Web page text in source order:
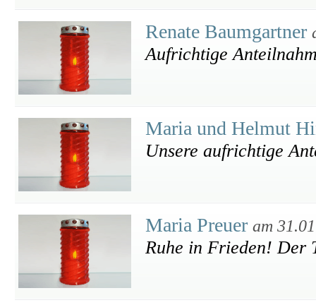
Renate Baumgartner
Aufrichtige
Maria und Helmut
Unsere aufrichtige
Maria Preuer am
Ruhe in Frieden! Der